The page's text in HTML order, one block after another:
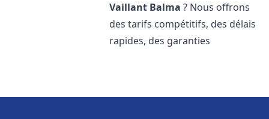
Vaillant Balma ? Nous offrons
des tarifs compétitifs, des délais
rapides, des garanties